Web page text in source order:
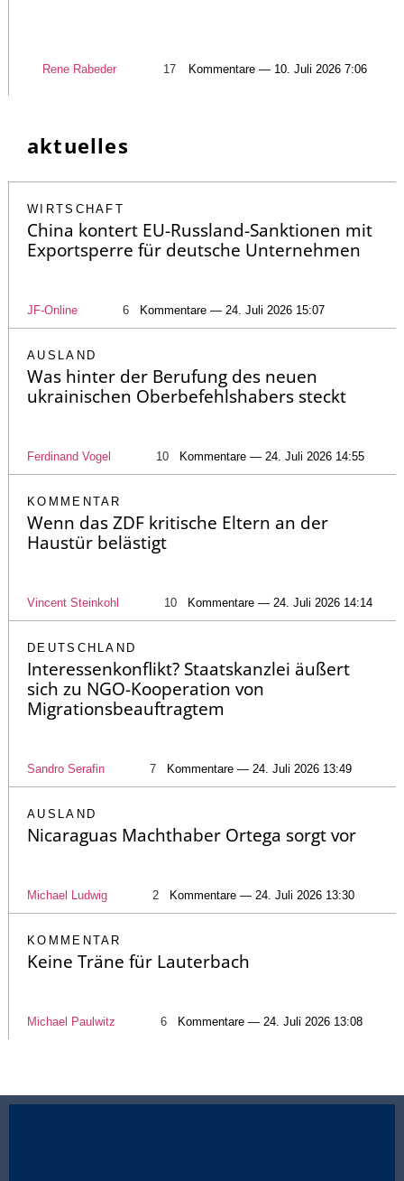
Rene Rabeder 17 Kommentare — 10. Juli 2026 7:06
aktuelles
WIRTSCHAFT
China kontert EU-Russland-Sanktionen mit
Exportsperre für deutsche Unternehmen
JF-Online 6 Kommentare — 24. Juli 2026 15:07
AUSLAND
Was hinter der Berufung des neuen
ukrainischen Oberbefehlshabers steckt
Ferdinand Vogel 10 Kommentare — 24. Juli 2026 14:55
KOMMENTAR
Wenn das ZDF kritische Eltern an der
Haustür belästigt
Vincent Steinkohl 10 Kommentare — 24. Juli 2026 14:14
DEUTSCHLAND
Interessenkonflikt? Staatskanzlei äußert
sich zu NGO-Kooperation von
Migrationsbeauftragtem
Sandro Serafin 7 Kommentare — 24. Juli 2026 13:49
AUSLAND
Nicaraguas Machthaber Ortega sorgt vor
Michael Ludwig 2 Kommentare — 24. Juli 2026 13:30
KOMMENTAR
Keine Träne für Lauterbach
Michael Paulwitz 6 Kommentare — 24. Juli 2026 13:08